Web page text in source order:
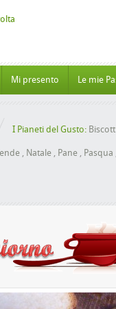
Mi presento Le mie
I Pianeti del Gusto:
, Natale , Pane , Pasqua